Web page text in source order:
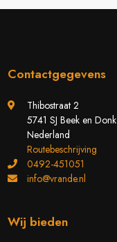
Contactgegevens
Thibostraat 2
5741 SJ Beek en Donk
Nederland
Routebeschrijving
0492-451051
info@vrande.nl
Wij bieden